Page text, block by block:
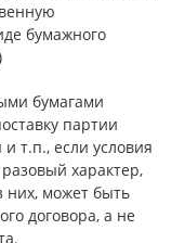
бумажного
бумагами
партии
т.п., если условия
характер,
них, может быть
договора, а не